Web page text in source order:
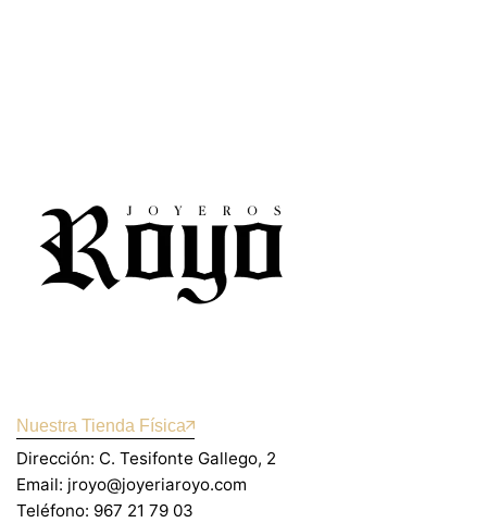
Nuestra Tienda Física
Dirección: C. Tesifonte Gallego, 2
Email: jroyo@joyeriaroyo.com
Teléfono: 967 21 79 03